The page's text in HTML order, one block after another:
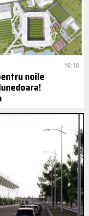
16:10
noile